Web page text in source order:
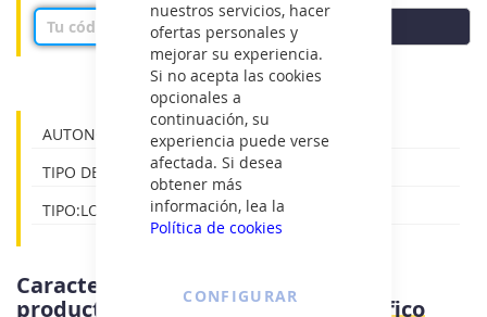
nuestros servicios, hacer
ofertas personales y
mejorar su experiencia.
Si no acepta las cookies
opcionales a
continuación, su
experiencia puede verse
afectada. Si desea
obtener más
información, lea la
Política de cookies
CONFIGURAR
COMPROBAR
AUTONOMA:9
TIPO DE CONTROL:BOTONES
TIPO:LOW FROST,PUERTA DESLIZANTE
Características e información del
producto
Bosch KIV86VSE0 - Frigorifico